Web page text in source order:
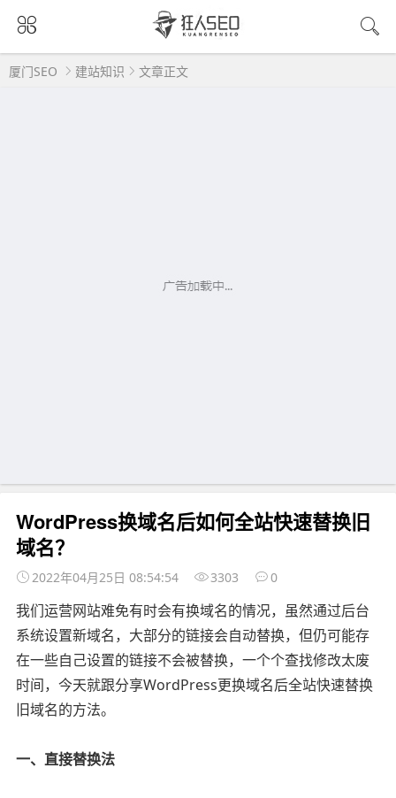
厦门SEO 建站知识 文章正文
WordPress换域名后如何全站快速替换旧
域名？
2022年04月25日 08:54:54 3303 0
我们运营网站难免有时会有换域名的情况，虽然通过后台
系统设置新域名，大部分的链接会自动替换，但仍可能存
在一些自己设置的链接不会被替换，一个个查找修改太废
时间，今天就跟分享WordPress更换域名后全站快速替换
旧域名的方法。
一、直接替换法